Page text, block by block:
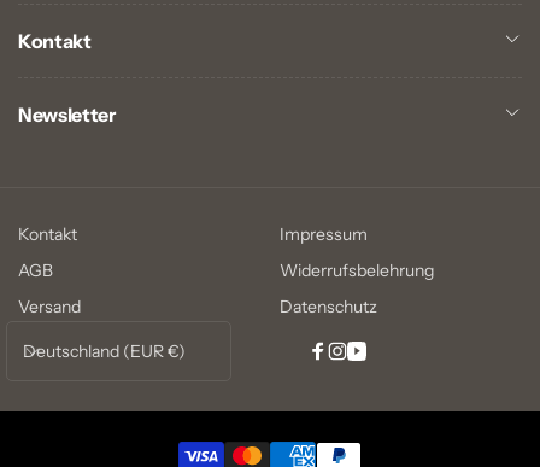
Kontakt
Newsletter
Kontakt
Impressum
AGB
Widerrufsbelehrung
Versand
Datenschutz
L
n
Deutschland (EUR €)
Facebook
Instagram
YouTube